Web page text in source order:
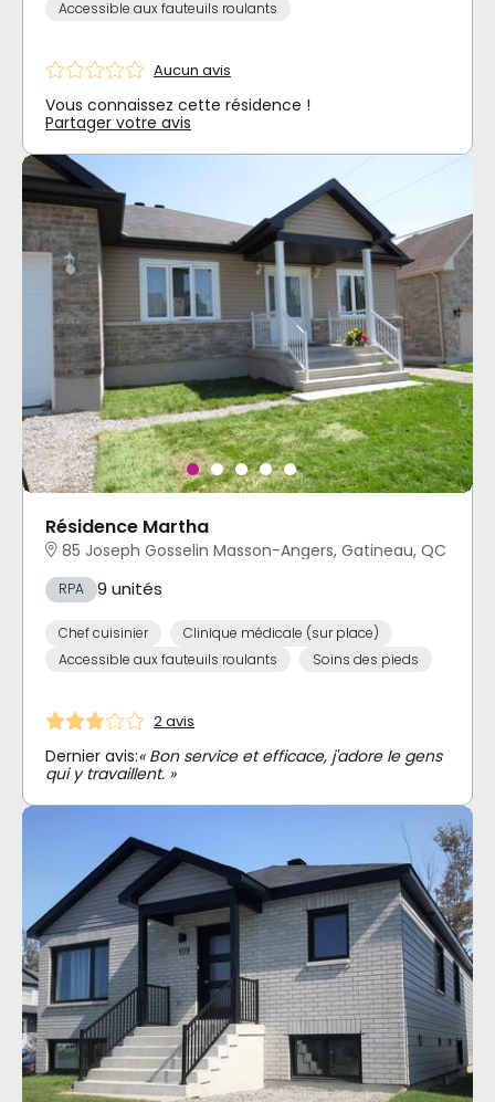
Accessible aux fauteuils roulants
Aucun avis
Vous connaissez cette résidence !
Partager votre avis
Résidence Martha
85 Joseph Gosselin Masson-Angers, Gatineau, QC
RPA 9 unités
Chef cuisinier
Clinique médicale (sur place)
Accessible aux fauteuils roulants
Soins des pieds
2 avis
Dernier avis:« Bon service et efficace, j'adore le gens
qui y travaillent. »